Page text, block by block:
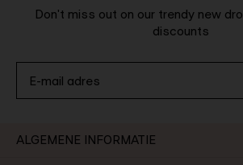
Don't miss out on our trendy new
discounts
ALGEMENE INFORMATIE